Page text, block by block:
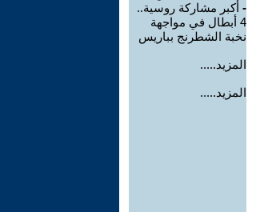
- أكبر مشاركة روسية..
4 أبطال في مواجهة
نخبة الشطرنج بباريس
المزيد.....
المزيد.....